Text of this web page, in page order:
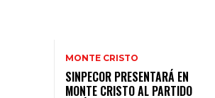
MONTE CRISTO
SINPECOR PRESENTARÁ EN
MONTE CRISTO AL PARTIDO